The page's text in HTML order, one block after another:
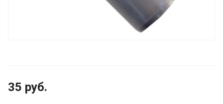
35 руб.